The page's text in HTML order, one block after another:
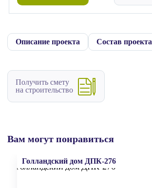
Описание проекта Состав проекта
Получить смету
на строительство
Вам могут понравиться
Голландский дом ДПК-276